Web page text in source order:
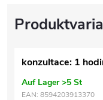
konzultace: 1
Auf Lager>5 St
EAN: 8594203913370